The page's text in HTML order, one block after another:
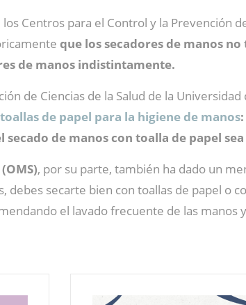
Centros para el Control y la Prevención
que los secadores de manos
de manos indistintamente.
de Ciencias de la Salud de la Universidad
de papel para la higiene de manos
de manos con toalla de papel
, por su parte, también ha dado un
debes secarte bien con toallas de papel o
el lavado frecuente de las manos